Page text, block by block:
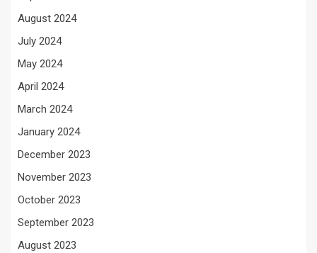
August 2024
July 2024
May 2024
April 2024
March 2024
January 2024
December 2023
November 2023
October 2023
September 2023
August 2023